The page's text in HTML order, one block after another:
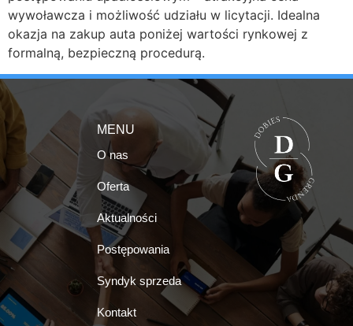
wywoławcza i możliwość udziału w licytacji. Idealna
okazja na zakup auta poniżej wartości rynkowej z
formalną, bezpieczną procedurą.
MENU
O nas
Oferta
Aktualności
Postępowania
Syndyk sprzeda
Kontakt